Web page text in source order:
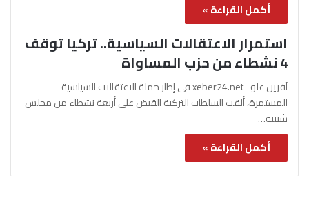
أكمل القراءة »
استمرار الاعتقالات السياسية.. تركيا توقف
4 نشطاء من حزب المساواة
آفرين علو ـ xeber24.net في إطار حملة الاعتقالات السياسية
المستمرة، ألقت السلطات التركية القبض على أربعة نشطاء من مجلس
شبيبة…
أكمل القراءة »